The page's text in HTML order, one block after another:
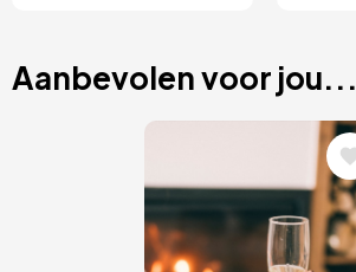
Aanbevolen voor jou...